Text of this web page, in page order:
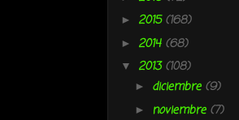
► 2015(168)
► 2014 (68)
▼ 2013(108)
► diciembre (9)
► noviembre (7)